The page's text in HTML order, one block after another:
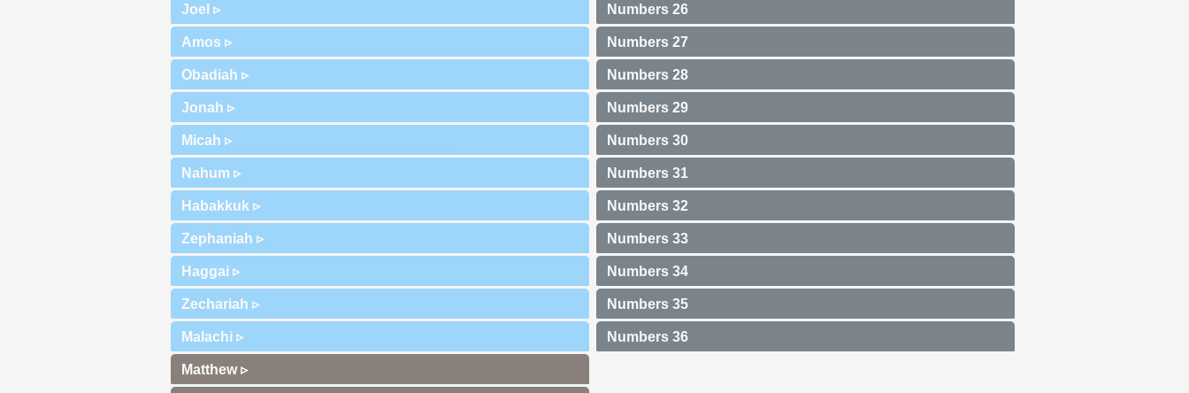
Joel ▹
Amos ▹
Obadiah ▹
Jonah ▹
Micah ▹
Nahum ▹
Habakkuk ▹
Zephaniah ▹
Haggai ▹
Zechariah ▹
Malachi ▹
Matthew ▹